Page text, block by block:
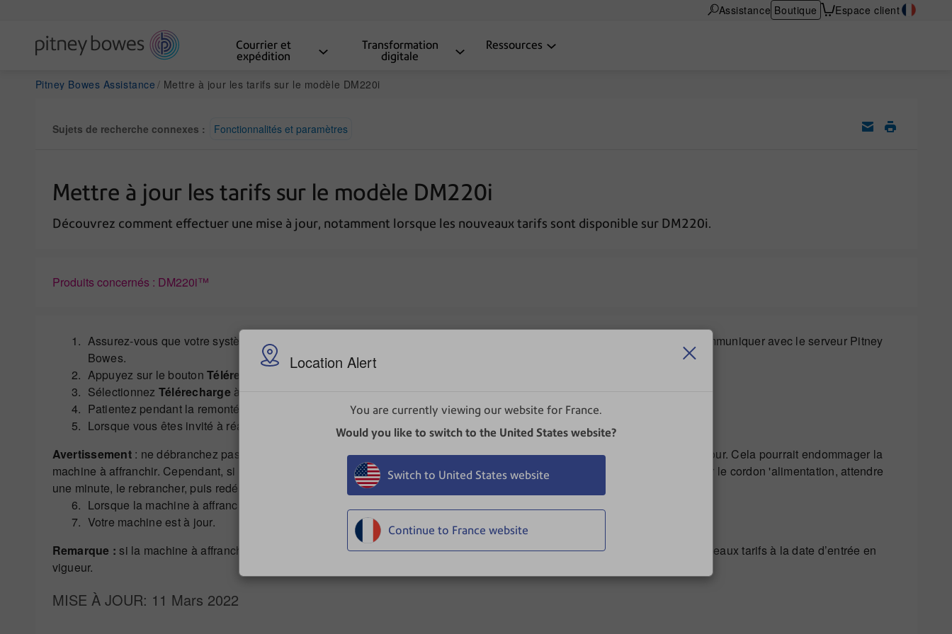
Location Alert
You are currently viewing our website for France.
Would you like to switch to the United States website?
Switch to United States website
Continue to France website
Assistance Boutique Espace client
Courrier et
expédition
Transformation
digitale
Ressources
Pitney Bowes Assistance Mettre à jour les tarifs sur le modèle DM220i
Sujets de recherche connexes : Fonctionnalités et paramètres
Mettre à jour les tarifs sur le modèle DM220i
Découvrez comment effectuer une mise à jour, notamment lorsque les nouveaux tarifs sont disponible sur DM220i.
Produits concernés : DM220i™
Assurez-vous que votre système est connecté à un dispositif de communication ou à un SmartLink™ afin qu’il puisse communiquer avec le serveur Pitney
Bowes.
Appuyez sur le bouton Télérecharge
Sélectionnez Télérecharge à l'écran.
Patientez pendant la remontée des données postales, puis faitesContinuer
Lorsque vous êtes invité à réaliser une mise à jour, cliquez sur
MAJ Maintenant.
Avertissement: ne débranchez pas le cordon 'alimentation, ni les câbles réseau de la machine à affranchir pendant la mise à jour. Cela pourrait endommager la
machine à affranchir. Cependant, si la machine à affranchir ne répond pas pendant plus de 15 minutes, vous pouvez débrancher le cordon 'alimentation, attendre
une minute, le rebrancher, puis redémarrer la procédure de mise à jour.
Lorsque la machine à affranchir vous indique que la machine est à jour, faites
Votre machine est à jour.
Remarque : si la machine à affranchir est mise à jour avant la date d’entrée en vigueur, elle passera automatiquement aux nouveaux tarifs à la date d’entrée en
vigueur.
MISE À JOUR: 11 Mars 2022